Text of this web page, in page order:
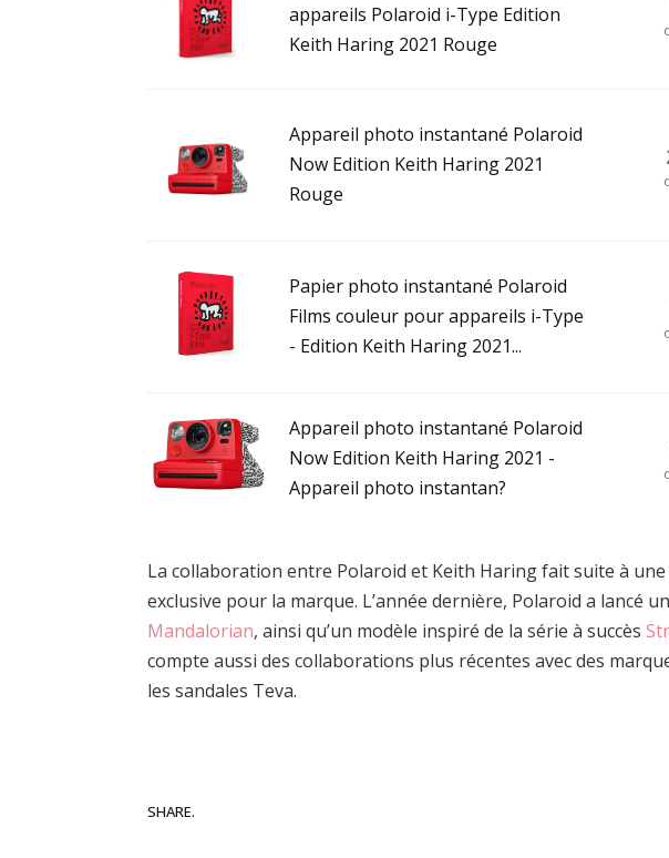
appareils Polaroid i-Type Edition
Keith Haring 2021 Rouge
Appareil photo instantané Polaroid
Now Edition Keith Haring 2021
Rouge
Papier photo instantané Polaroid
Films couleur pour appareils i-Type
- Edition Keith Haring 2021...
Appareil photo instantané Polaroid
Now Edition Keith Haring 2021 -
Appareil photo instantan?
La collaboration entre Polaroid et Keith Haring fait suite à
exclusive pour la marque. L’année dernière, Polaroid a lancé
Mandalorian, ainsi qu’un modèle inspiré de la série à succès
compte aussi des collaborations plus récentes avec des
les sandales Teva.
SHARE.